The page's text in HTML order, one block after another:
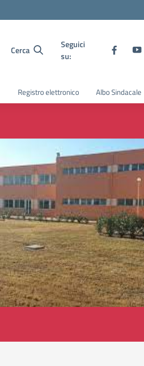
Cerca
Seguici
su:
Registro elettronico Albo Sindacale